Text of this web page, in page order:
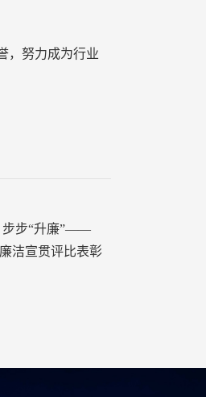
，努力成为行业
步步“升廉”——
洁宣贯评比表彰